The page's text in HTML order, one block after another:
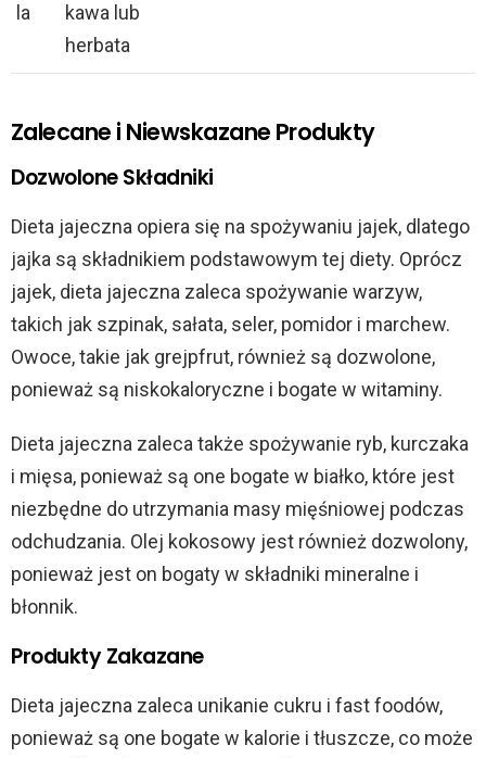
la
kawa lub
herbata
Zalecane i Niewskazane Produkty
Dozwolone Składniki
Dieta jajeczna opiera się na spożywaniu jajek, dlatego
jajka są składnikiem podstawowym tej diety. Oprócz
jajek, dieta jajeczna zaleca spożywanie warzyw,
takich jak szpinak, sałata, seler, pomidor i marchew.
Owoce, takie jak grejpfrut, również są dozwolone,
ponieważ są niskokaloryczne i bogate w witaminy.
Dieta jajeczna zaleca także spożywanie ryb, kurczaka
i mięsa, ponieważ są one bogate w białko, które jest
niezbędne do utrzymania masy mięśniowej podczas
odchudzania. Olej kokosowy jest również dozwolony,
ponieważ jest on bogaty w składniki mineralne i
błonnik.
Produkty Zakazane
Dieta jajeczna zaleca unikanie cukru i fast foodów,
ponieważ są one bogate w kalorie i tłuszcze, co może